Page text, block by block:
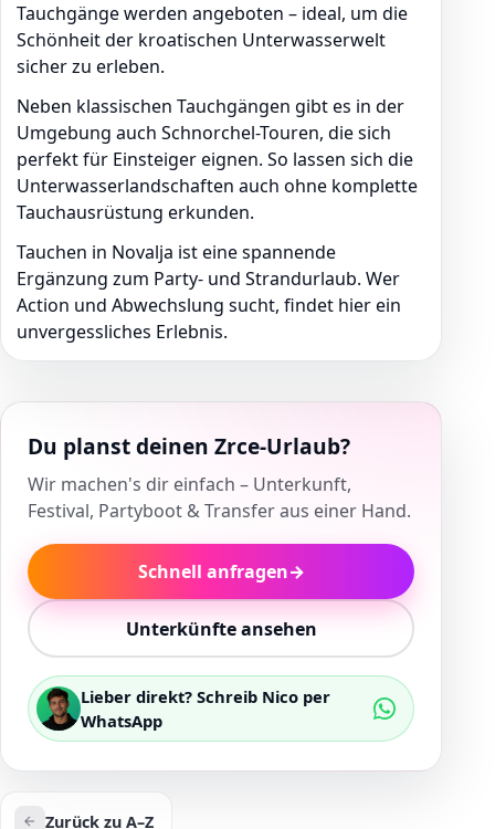
Tauchgänge werden angeboten – ideal, um die
Schönheit der kroatischen Unterwasserwelt
sicher zu erleben.
Neben klassischen Tauchgängen gibt es in der
Umgebung auch Schnorchel-Touren, die sich
perfekt für Einsteiger eignen. So lassen sich die
Unterwasserlandschaften auch ohne komplette
Tauchausrüstung erkunden.
Tauchen in Novalja ist eine spannende
Ergänzung zum Party- und Strandurlaub. Wer
Action und Abwechslung sucht, findet hier ein
unvergessliches Erlebnis.
Du planst deinen Zrce-Urlaub?
Wir machen's dir einfach – Unterkunft,
Festival, Partyboot & Transfer aus einer Hand.
Schnell anfragen→
Unterkünfte ansehen
Lieber direkt? Schreib Nico per
WhatsApp
Zurück zu A–Z